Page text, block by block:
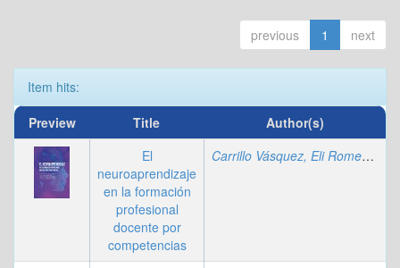
previous 1 next
Item hits:
Preview
Title
Author(s)
El
neuroaprendizaje
en la formación
profesional
docente por
competencias
Carrillo Vásquez, Eli Romeo;